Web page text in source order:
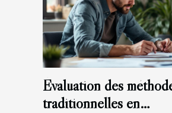
Évaluation des
traditionnelles en